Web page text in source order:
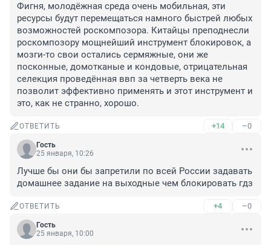
Фигня, молодёжная среда очень мобильная, эти
ресурсы будут перемещаться намного быстрей любых
возможностей роскомпозора. Китайцы преподнесли
роскомпозору мощнейший инструмент блокировок, а
мозги-то свои остались сермяжные, они же
посконные, домотканые и кондовые, отрицательная
селекция проведённая ввп за четверть века не
позволит эффективно применять и этот инструмент и
это, как не странно, хорошо.
ОТВЕТИТЬ +14 –0
Гость
25 января, 10:26
Лучше бы они бы запретили по всей России задавать
домашнее задание на выходные чем блокировать гдз
ОТВЕТИТЬ +4 –0
Гость
25 января, 10:00